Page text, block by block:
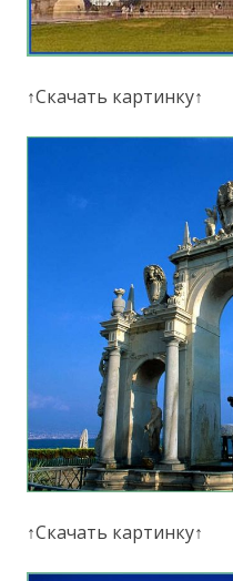
↑Скачать картинку↑
↑Скачать картинку↑